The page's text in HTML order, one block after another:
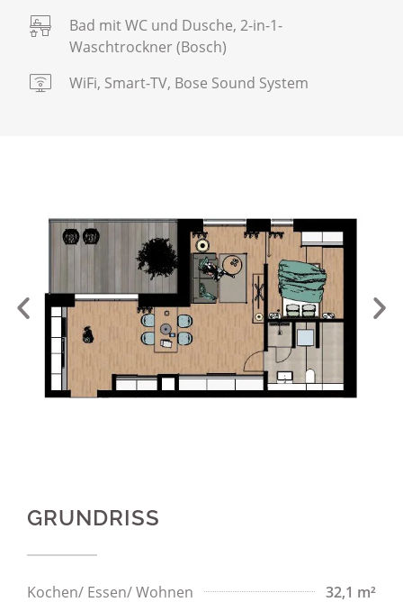
Bad mit WC und Dusche, 2-in-1-
Waschtrockner (Bosch)
WiFi, Smart-TV, Bose Sound System
GRUNDRISS
Kochen/ Essen/ Wohnen 32,1 m²